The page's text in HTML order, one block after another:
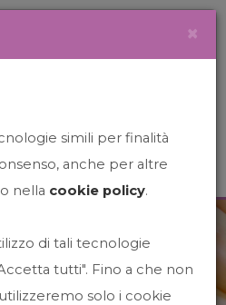
×
simili per finalità
anche per altre
nella cookie policy.
di tali tecnologie
tutti". Fino a che non
solo i cookie